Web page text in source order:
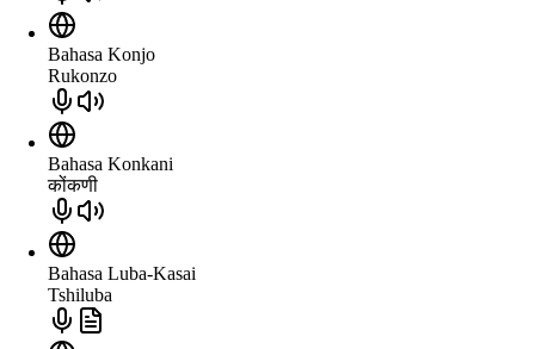
Bahasa Konjo
Rukonzo
Bahasa Konkani
कोंकणी
Bahasa Luba-Kasai
Tshiluba